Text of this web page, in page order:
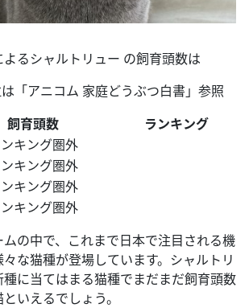
るシャルトリュー の飼育頭数は
「アニコム 家庭どうぶつ白書」参照
飼育頭数
ランキング
キング圏外
キング圏外
キング圏外
キング圏外
の中で、これまで日本で注目される機
な猫種が登場しています。シャルトリ
に当てはまる猫種でまだまだ飼育頭数
いえるでしょう。